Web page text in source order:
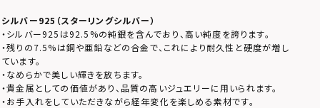
シルバー925（スターリングシルバー）
・シルバー925は92.5%の純銀を含んでおり、高い純度を誇ります。
・残りの7.5%は銅や亜鉛などの合金で、これにより耐久性と硬度が増し
ています。
・なめらかで美しい輝きを放ちます。
・貴金属としての価値があり、品質の高いジュエリーに用いられます。
・お手入れをしていただきながら経年変化を楽しめる素材です。